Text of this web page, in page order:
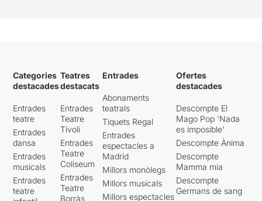
Categories
destacades
Entrades
teatre
Entrades
dansa
Entrades
musicals
Entrades
teatre
Teatres
destacats
Entrades
Teatre
Tívoli
Entrades
Teatre
Coliseum
Entrades
Teatre
Borràs
Entrades
Abonaments
teatrals
Tiquets Regal
Entrades
espectacles a
Madrid
Millors monòlegs
Millors musicals
Millors espectacles
Ofertes
destacades
Descompte El
Mago Pop 'Nada
es imposible'
Descompte Ànima
Descompte
Mamma mia
Descompte
Germans de sang